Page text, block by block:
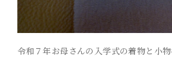
令和７年お母さんの入学式の着物と小